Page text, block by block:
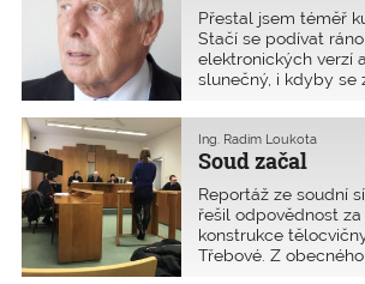
Přestal jsem téměř
Stačí se podívat
elektronických verzí
slunečný, i kdyby se
koncipování
titulky.Stavěla bych,
Ale nemohu, říká
(ANO) z 20. ­března
Rozvoj hlavního
například špatný
norma, kterou v
Soud začal
Ing. Radim Loukota
Reportáž ze soudní
řešil odpovědnost
konstrukce
Třebové. Z